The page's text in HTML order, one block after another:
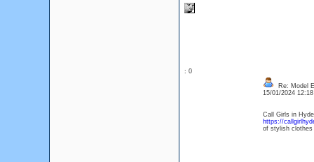
: 0
Re: Model
15/01/2024
Call Girls in
https://
of stylish clothes